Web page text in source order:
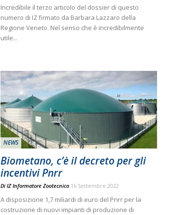
Incredibile il terzo articolo del dossier di questo
numero di IZ firmato da Barbara Lazzaro della
Regione Veneto. Nel senso che è incredibilmente
utile...
NEWS
Biometano, c’è il decreto per gli
incentivi Pnrr
Di IZ Informatore Zootecnico 16 Settembre 2022
A disposizione 1,7 miliardi di euro del Pnrr per la
costruzione di nuovi impianti di produzione di